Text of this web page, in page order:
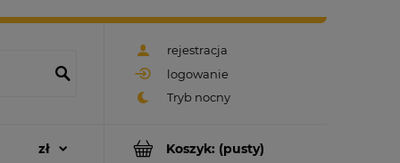
rejestracja
logowanie
Koszyk: (pusty)